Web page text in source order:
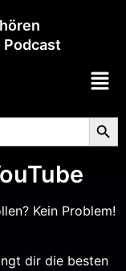
Podcast
Kein Problem!
dir die besten